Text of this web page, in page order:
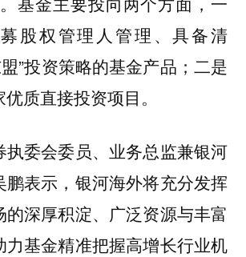
股权管理人管理、具备清
”投资策略的基金产品；二是
质直接投资项目。
执委会委员、业务总监兼银河
鹏表示，银河海外将充分发挥
的深厚积淀、广泛资源与丰富
力基金精准把握高增长行业机